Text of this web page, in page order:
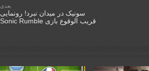
بعدی
سونیک در میدان نبرد! رونمایی
قریب الوقوع بازی Sonic Rumble